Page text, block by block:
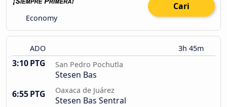
Economy
Cari
ADO 3h 45m
3:10 PTG San Pedro Pochutla
Stesen Bas
6:55 PTG
Oaxaca de Juárez
Stesen Bas Sentral